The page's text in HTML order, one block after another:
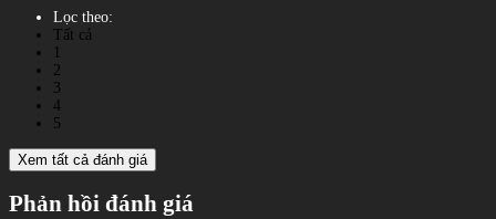
Lọc theo:
Tất cả
2
3
4
5
Xem tất cả đánh giá
Phản hồi đánh giá